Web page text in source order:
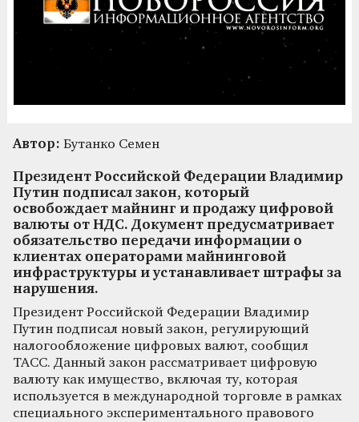
Автор: Бутанко Семен
Президент Российской Федерации Владимир
Путин подписал закон, который
освобождает майнинг и продажу цифровой
валюты от НДС. Документ предусматривает
обязательство передачи информации о
клиентах операторами майнинговой
инфраструктуры и устанавливает штрафы за
нарушения.
Президент Российской Федерации Владимир
Путин подписал новый закон, регулирующий
налогообложение цифровых валют, сообщил
ТАСС. Данный закон рассматривает цифровую
валюту как имущество, включая ту, которая
используется в международной торговле в рамках
специального экспериментального правового